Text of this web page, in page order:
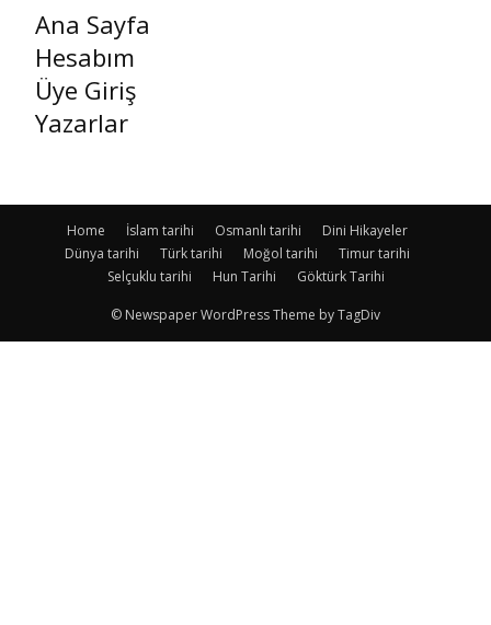
Ana Sayfa
Hesabım
Üye Giriş
Yazarlar
Home İslam tarihi Osmanlı tarihi
Dini Hikayeler
Dünya tarihi
Türk tarihi Moğol tarihi
Timur tarihi
Selçuklu tarihi
Hun Tarihi Göktürk Tarihi
© Newspaper WordPress Theme by TagDiv